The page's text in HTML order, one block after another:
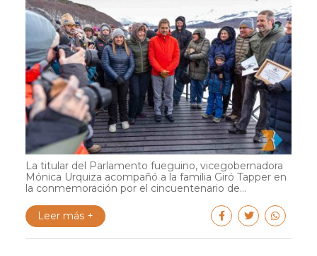
La titular del Parlamento fueguino, vicegobernadora
Mónica Urquiza acompañó a la familia Giró Tapper en
la conmemoración por el cincuentenario de...
Leer más +